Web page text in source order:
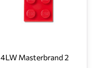
4LW Masterbrand 2